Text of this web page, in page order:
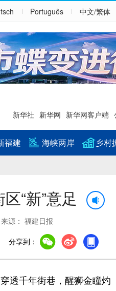
Português 中文/繁体
新华社 新华网 新华网客户端
福建 海峡两岸 乡村
“新”意足
源： 福建日报
分享到：
千年街巷，醒狮金瞳灼